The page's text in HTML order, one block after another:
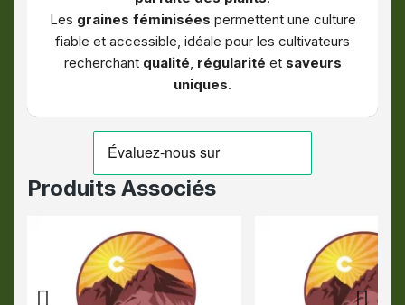
Les graines féminisées permettent une culture
fiable et accessible, idéale pour les cultivateurs
recherchant qualité, régularité et saveurs
uniques.
Produits Associés